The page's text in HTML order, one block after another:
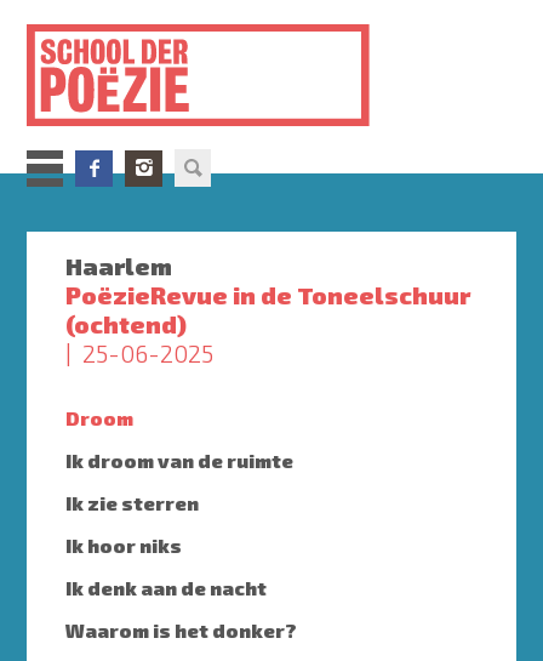
inhoud
gaan
Haarlem
PoëzieRevue in de Toneelschuur
(ochtend)
25-06-2025
Droom
Ik droom van de ruimte
Ik zie sterren
Ik hoor niks
Ik denk aan de nacht
Waarom is het donker?